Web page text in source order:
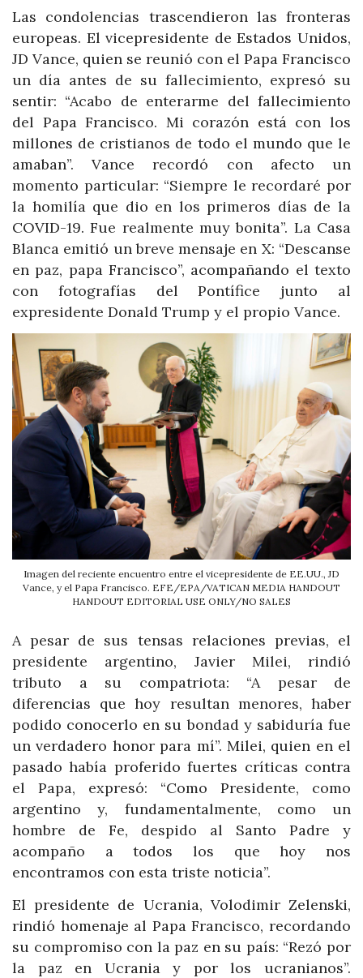
Las condolencias trascendieron las fronteras
europeas. El vicepresidente de Estados Unidos,
JD Vance, quien se reunió con el Papa Francisco
un día antes de su fallecimiento, expresó su
sentir: “Acabo de enterarme del fallecimiento
del Papa Francisco. Mi corazón está con los
millones de cristianos de todo el mundo que le
amaban”. Vance recordó con afecto un
momento particular: “Siempre le recordaré por
la homilía que dio en los primeros días de la
COVID-19. Fue realmente muy bonita”. La Casa
Blanca emitió un breve mensaje en X: “Descanse
en paz, papa Francisco”, acompañando el texto
con fotografías del Pontífice junto al
expresidente Donald Trump y el propio Vance.
Imagen del reciente encuentro entre el vicepresidente de EE.UU., JD
Vance, y el Papa Francisco. EFE/EPA/VATICAN MEDIA HANDOUT
HANDOUT EDITORIAL USE ONLY/NO SALES
A pesar de sus tensas relaciones previas, el
presidente argentino, Javier Milei, rindió
tributo a su compatriota: “A pesar de
diferencias que hoy resultan menores, haber
podido conocerlo en su bondad y sabiduría fue
un verdadero honor para mí”. Milei, quien en el
pasado había proferido fuertes críticas contra
el Papa, expresó: “Como Presidente, como
argentino y, fundamentalmente, como un
hombre de Fe, despido al Santo Padre y
acompaño a todos los que hoy nos
encontramos con esta triste noticia”.
El presidente de Ucrania, Volodimir Zelenski,
rindió homenaje al Papa Francisco, recordando
su compromiso con la paz en su país: “Rezó por
la paz en Ucrania y por los ucranianos”.